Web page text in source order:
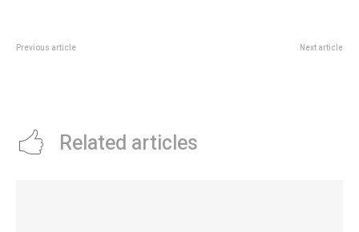
Previous article Next article
Related articles